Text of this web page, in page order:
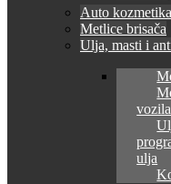
Auto kozmetika
Metlice brisača
Ulja, masti i
vozila
ulja